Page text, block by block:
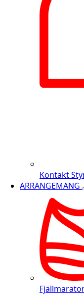
Kontakt
ARRANGEMANG